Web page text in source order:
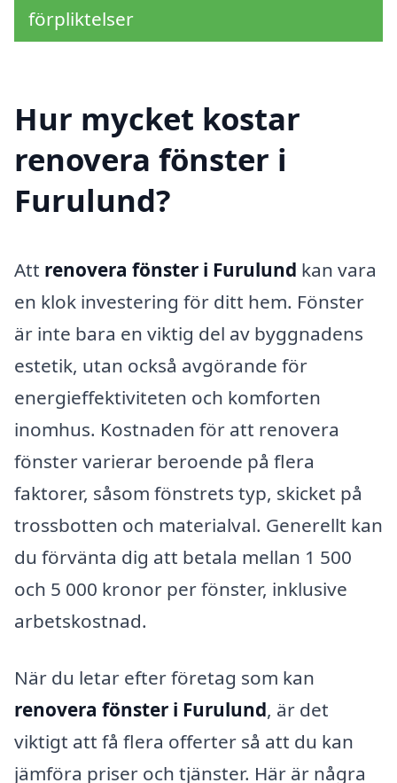
förpliktelser
Hur mycket kostar
renovera fönster i
Furulund?
Att renovera fönster i Furulund kan vara
en klok investering för ditt hem. Fönster
är inte bara en viktig del av byggnadens
estetik, utan också avgörande för
energieffektiviteten och komforten
inomhus. Kostnaden för att renovera
fönster varierar beroende på flera
faktorer, såsom fönstrets typ, skicket på
trossbotten och materialval. Generellt kan
du förvänta dig att betala mellan 1 500
och 5 000 kronor per fönster, inklusive
arbetskostnad.
När du letar efter företag som kan
renovera fönster i Furulund, är det
viktigt att få flera offerter så att du kan
jämföra priser och tjänster. Här är några